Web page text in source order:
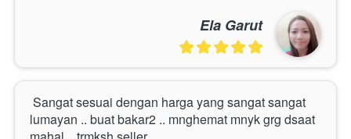
Ela Garut
lumayan .. buat bakar2 .. mnghemat mnyk grg dsaat